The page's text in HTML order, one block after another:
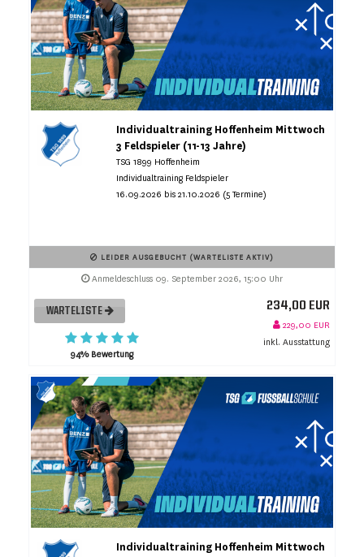
Individualtraining Hoffenheim Mittwoch
3 Feldspieler (11-13 Jahre)
TSG 1899 Hoffenheim
Individualtraining Feldspieler
16.09.2026 bis 21.10.2026 (5 Termine)
LEIDER AUSGEBUCHT (WARTELISTE AKTIV)
Anmeldeschluss 09. September 2026, 15:00 Uhr
WARTELISTE
94% Bewertung
234,00 EUR
229,00 EUR
inkl. Ausstattung
Individualtraining Hoffenheim Mittwoch